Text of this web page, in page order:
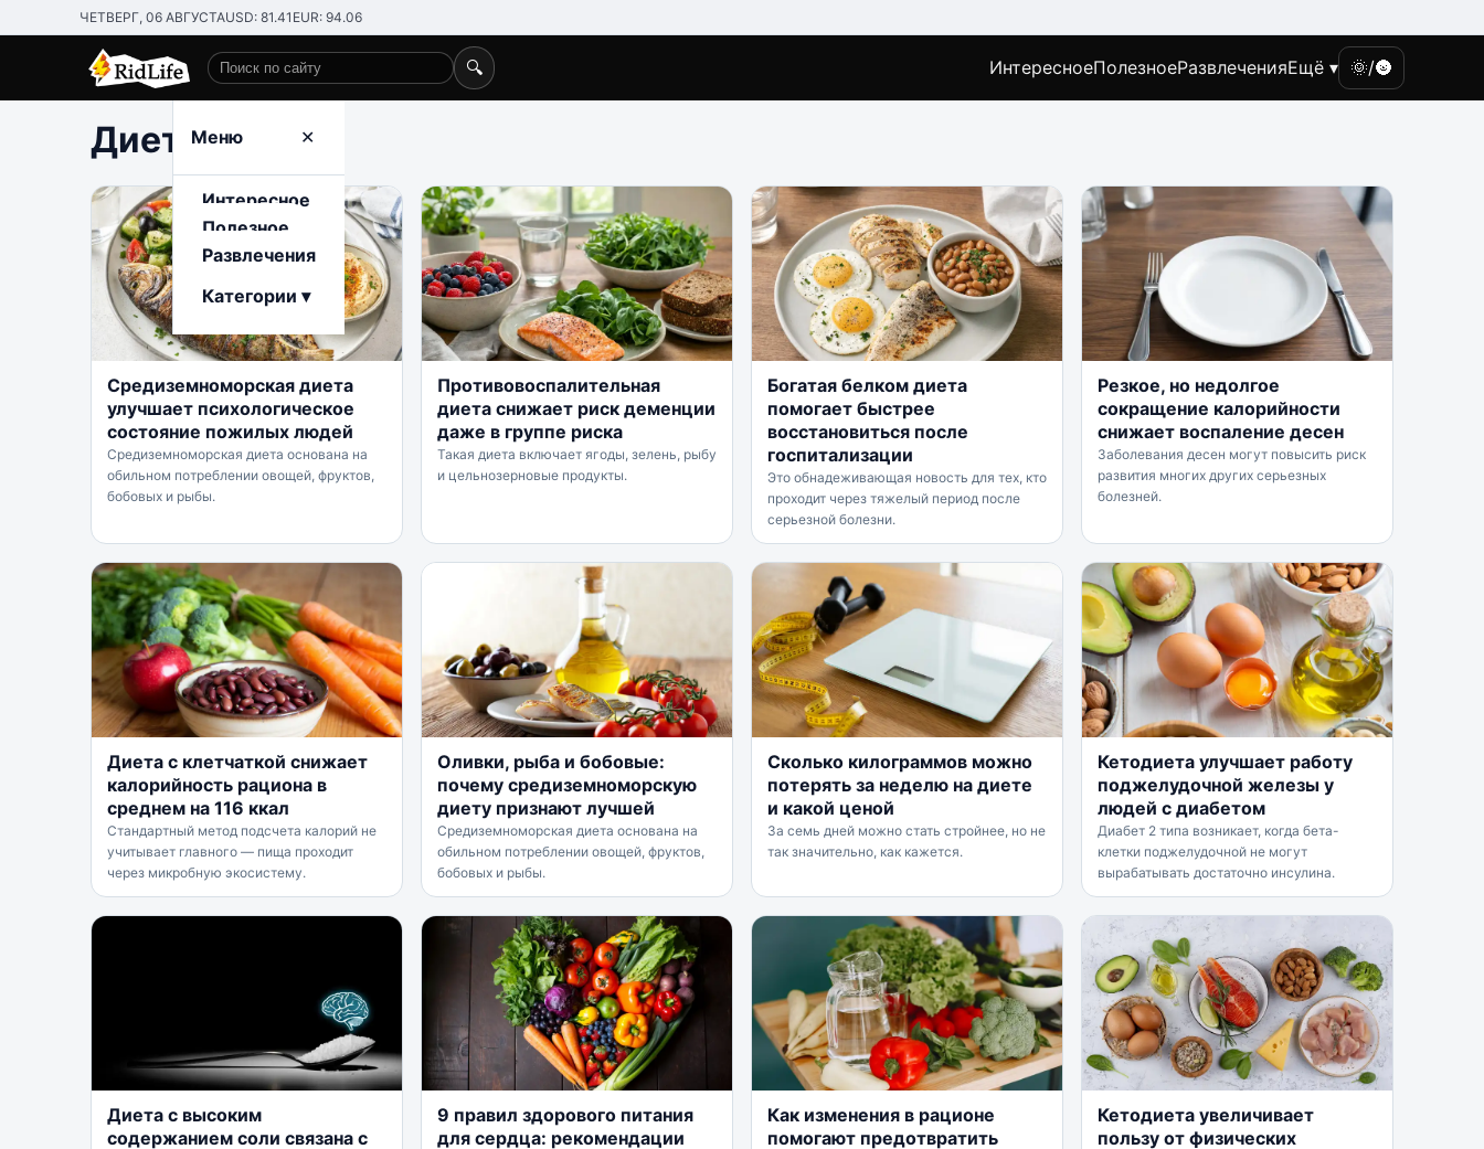
ЧЕТВЕРГ, 06 АВГУСТАUSD: 81.41 EUR: 94.06
Поиск по сайту
🔍 ИнтересноеПолезноеРазвлеченияЕщё ▾ 🌞/🌚
Меню ✕
Интересное
Полезное
Развлечения
Категории ▾
Диета
Средиземноморская диета
улучшает психологическое
состояние пожилых людей
Средиземноморская диета основана на
обильном потреблении овощей, фруктов,
бобовых и рыбы.
Противовоспалительная
диета снижает риск деменции
даже в группе риска
Такая диета включает ягоды, зелень, рыбу
и цельнозерновые продукты.
Богатая белком диета
помогает быстрее
восстановиться после
госпитализации
Это обнадеживающая новость для тех, кто
проходит через тяжелый период после
серьезной болезни.
Резкое, но недолгое
сокращение калорийности
снижает воспаление десен
Заболевания десен могут повысить риск
развития многих других серьезных
болезней.
Диета с клетчаткой снижает
калорийность рациона в
среднем на 116 ккал
Стандартный метод подсчета калорий не
учитывает главного — пища проходит
через микробную экосистему.
Оливки, рыба и бобовые:
почему средиземноморскую
диету признают лучшей
Средиземноморская диета основана на
обильном потреблении овощей, фруктов,
бобовых и рыбы.
Сколько килограммов можно
потерять за неделю на диете
и какой ценой
За семь дней можно стать стройнее, но не
так значительно, как кажется.
Кетодиета улучшает работу
поджелудочной железы у
людей с диабетом
Диабет 2 типа возникает, когда бета-
клетки поджелудочной не могут
вырабатывать достаточно инсулина.
Диета с высоким
содержанием соли связана с
9 правил здорового питания
для сердца: рекомендации
Как изменения в рационе
помогают предотвратить
Кетодиета увеличивает
пользу от физических